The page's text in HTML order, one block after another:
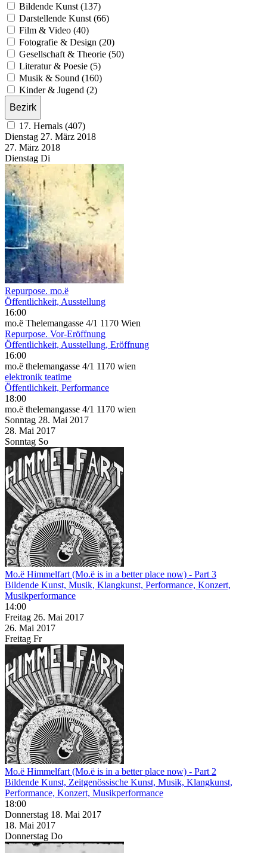
Bildende Kunst (137)
Darstellende Kunst (66)
Film & Video (40)
Fotografie & Design (20)
Gesellschaft & Theorie (50)
Literatur & Poesie (5)
Musik & Sound (160)
Kinder & Jugend (2)
Bezirk
17. Hernals (407)
Dienstag 27. März 2018
27. März 2018
Dienstag Di
Repurpose. mo.ë
Öffentlichkeit, Ausstellung
16:00
mo.ë Thelemangasse 4/1 1170 Wien
Repurpose. Vor-Eröffnung
Öffentlichkeit, Ausstellung, Eröffnung
16:00
mo.ë thelemangasse 4/1 1170 wien
elektronik teatime
Öffentlichkeit, Performance
18:00
mo.ë thelemangasse 4/1 1170 wien
Sonntag 28. Mai 2017
28. Mai 2017
Sonntag So
Mo.ë Himmelfart (Mo.ë is in a better place now) - Part 3
Bildende Kunst, Musik, Klangkunst, Performance, Konzert,
Musikperformance
14:00
Freitag 26. Mai 2017
26. Mai 2017
Freitag Fr
Mo.ë Himmelfart (Mo.ë is in a better place now) - Part 2
Bildende Kunst, Zeitgenössische Kunst, Musik, Klangkunst,
Performance, Konzert, Musikperformance
18:00
Donnerstag 18. Mai 2017
18. Mai 2017
Donnerstag Do